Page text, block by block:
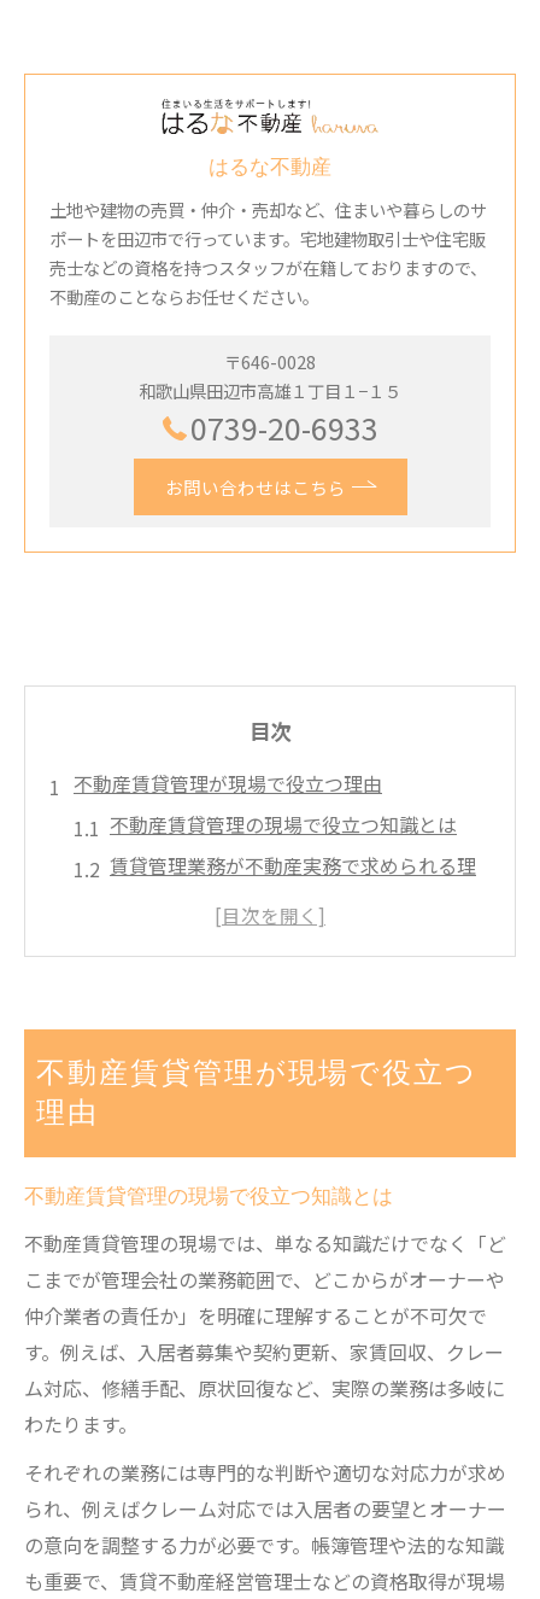
はるな不動産
土地や建物の売買・仲介・売却など、住まいや暮らしのサ
ポートを田辺市で行っています。宅地建物取引士や住宅販
売士などの資格を持つスタッフが在籍しておりますので、
不動産のことならお任せください。
〒646-0028
和歌山県田辺市高雄１丁目１−１５
0739-20-6933
お問い合わせはこちら
目次
不動産賃貸管理が現場で役立つ理由
不動産賃貸管理の現場で役立つ知識とは
賃貸管理業務が不動産実務で求められる理
勢
不動産賃貸管理が転職でも有利な理由を解
不動産賃貸管理の実務範囲を具体例で解説
管理会社とオーナーの責任分界を明確に理
解
賃貸管理業務で発生するトラブルとその対
応策
不動産管理における業務分担のポイント
資格選びから見る不動産管理の価値
不動産賃貸管理資格の選び方と活用法
賃貸管理に必要な不動産資格の種類と特徴
不動産賃貸管理が現場で役立つ
理由
不動産賃貸管理の現場で役立つ知識とは
不動産賃貸管理の現場では、単なる知識だけでなく「ど
こまでが管理会社の業務範囲で、どこからがオーナーや
仲介業者の責任か」を明確に理解することが不可欠で
す。例えば、入居者募集や契約更新、家賃回収、クレー
ム対応、修繕手配、原状回復など、実際の業務は多岐に
わたります。
それぞれの業務には専門的な判断や適切な対応力が求め
られ、例えばクレーム対応では入居者の要望とオーナー
の意向を調整する力が必要です。帳簿管理や法的な知識
も重要で、賃貸不動産経営管理士などの資格取得が現場